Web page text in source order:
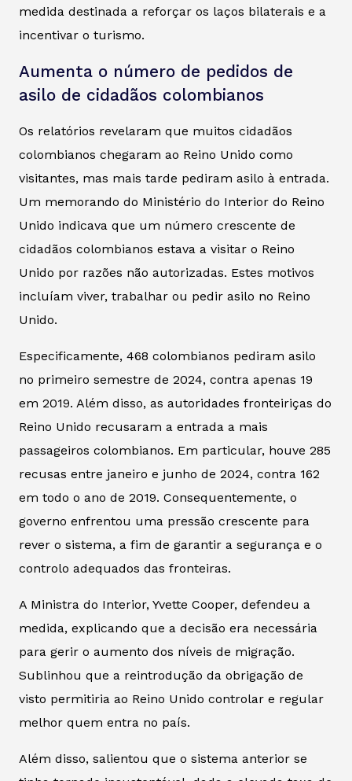
medida destinada a reforçar os laços bilaterais e a
incentivar o turismo.
Aumenta o número de pedidos de
asilo de cidadãos colombianos
Os relatórios revelaram que muitos cidadãos
colombianos chegaram ao Reino Unido como
visitantes, mas mais tarde pediram asilo à entrada.
Um memorando do Ministério do Interior do Reino
Unido indicava que um número crescente de
cidadãos colombianos estava a visitar o Reino
Unido por razões não autorizadas. Estes motivos
incluíam viver, trabalhar ou pedir asilo no Reino
Unido.
Especificamente, 468 colombianos pediram asilo
no primeiro semestre de 2024, contra apenas 19
em 2019. Além disso, as autoridades fronteiriças do
Reino Unido recusaram a entrada a mais
passageiros colombianos. Em particular, houve 285
recusas entre janeiro e junho de 2024, contra 162
em todo o ano de 2019. Consequentemente, o
governo enfrentou uma pressão crescente para
rever o sistema, a fim de garantir a segurança e o
controlo adequados das fronteiras.
A Ministra do Interior, Yvette Cooper, defendeu a
medida, explicando que a decisão era necessária
para gerir o aumento dos níveis de migração.
Sublinhou que a reintrodução da obrigação de
visto permitiria ao Reino Unido controlar e regular
melhor quem entra no país.
Além disso, salientou que o sistema anterior se